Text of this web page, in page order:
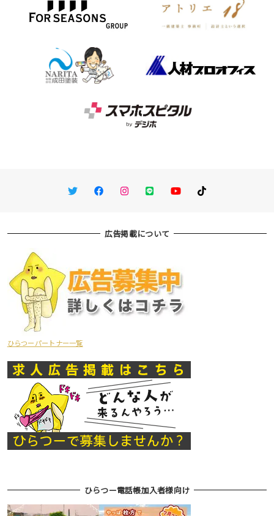
TwitterFacebookInstagram
LINE You TubeTikTok
広告掲載について
ひらつーパートナー一覧
ひらつー電話帳加入者様向け